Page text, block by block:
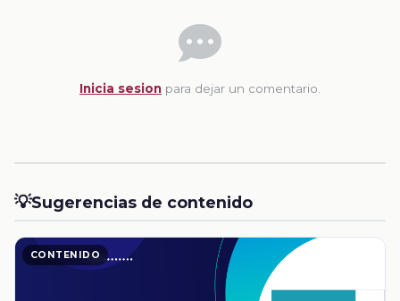
Inicia sesion para dejar un comentario.
💡Sugerencias de contenido
CONTENIDO